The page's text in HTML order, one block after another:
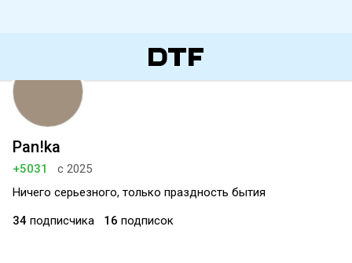
Pan!ka
+5031
с 2025
Ничего серьезного, только праздность бытия
34 подписчика 16 подписок